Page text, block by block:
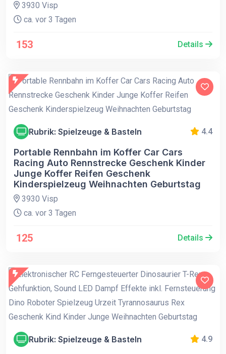
3930 Visp
ca. vor 3 Tagen
153 Details
Rubrik: Spielzeuge & Basteln 4.4
Portable Rennbahn im Koffer Car Cars
Racing Auto Rennstrecke Geschenk Kinder
Junge Koffer Reifen Geschenk
Kinderspielzeug Weihnachten Geburtstag
3930 Visp
ca. vor 3 Tagen
125 Details
Rubrik: Spielzeuge & Basteln 4.9